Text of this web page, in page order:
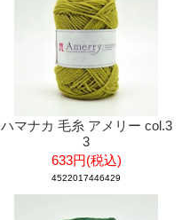
ハマナカ 毛糸 アメリー col.3
3
633円(税込)
4522017446429